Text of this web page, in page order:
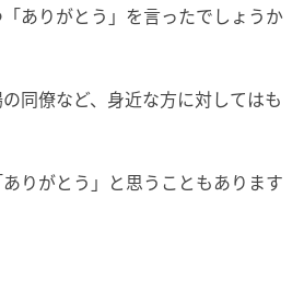
ありがとう」を言ったでしょうか
同僚など、身近な方に対してはも
りがとう」と思うこともあります